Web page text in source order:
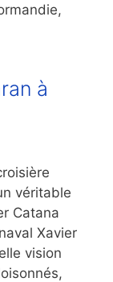
à
véritable
Catana
Xavier
vision